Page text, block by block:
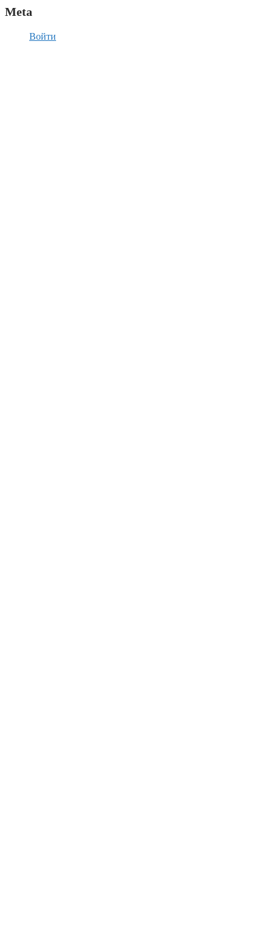
Meta
Войти